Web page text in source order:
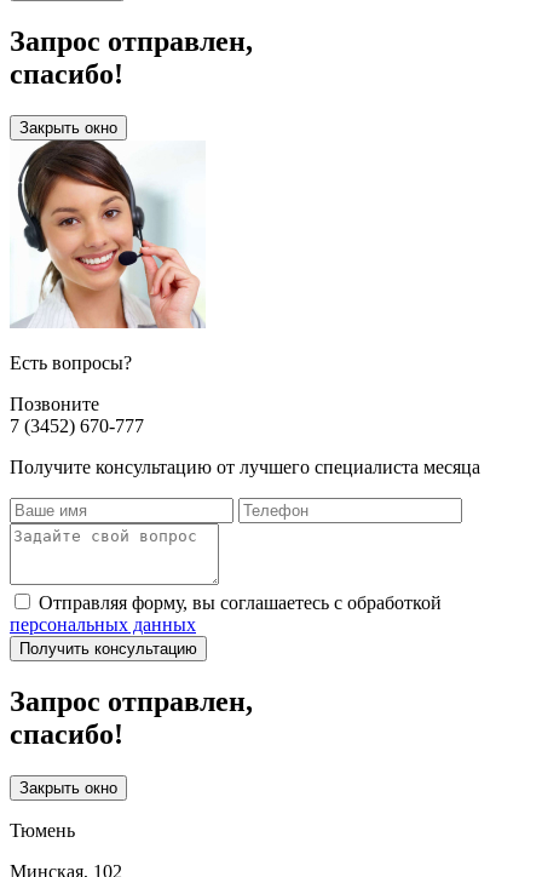
Запрос отправлен,
спасибо!
Закрыть окно
Есть вопросы?
Позвоните
7 (3452) 670-777
Получите консультацию от лучшего специалиста месяца
Отправляя форму, вы соглашаетесь с обработкой
персональных данных
Получить консультацию
Запрос отправлен,
спасибо!
Закрыть окно
Тюмень
Минская, 102